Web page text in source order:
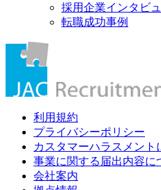
採用企業インタビ
転職成功事例
利用規約
プライバシーポリシー
カスタマーハラスメント
事業に関する届出内容に
会社案内